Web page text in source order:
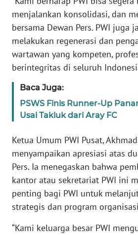
menjalankan konsolidasi, dan
bersama Dewan Pers. PWI juga
melakukan regenerasi dan
wartawan yang kompeten,
berintegritas di seluruh
Baca Juga:
PSWS Finis Runner-Up
Usai Takluk dari Aray FC
Ketua Umum PWI Pusat,
menyampaikan apresiasi atas
Pers. Ia menegaskan bahwa
kantor atau sekretariat PWI ini
penting bagi PWI untuk
strategis dan program
“Kami keluarga besar PWI
WN
JAKARTA
JABAR
BANTEN
WN
NTT
WN